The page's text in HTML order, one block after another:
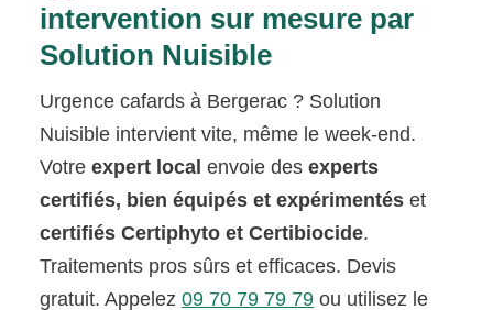
intervention sur mesure par
Solution Nuisible
Urgence cafards à Bergerac ? Solution
Nuisible intervient vite, même le week-end.
Votreexpert local envoie desexperts
certifiés, bien équipés et expérimentés et
certifiés Certiphyto et Certibiocide.
Traitements pros sûrs et efficaces. Devis
gratuit. Appelez09 70 79 79 79 ou utilisez le